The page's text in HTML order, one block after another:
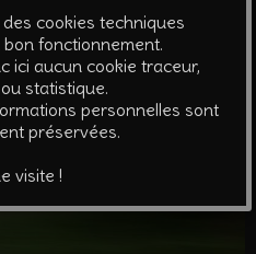
cookies techniques
fonctionnement.
ici aucun cookie traceur,
statistique.
personnelles sont
préservées.
visite !